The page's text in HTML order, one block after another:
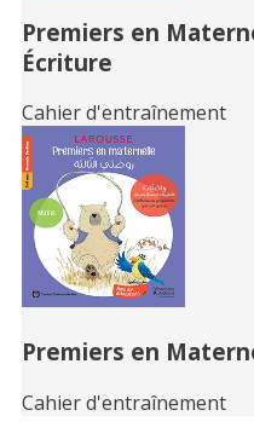
Premiers en
Écriture
Cahier d'entraînement
Premiers en
Cahier d'entraînement